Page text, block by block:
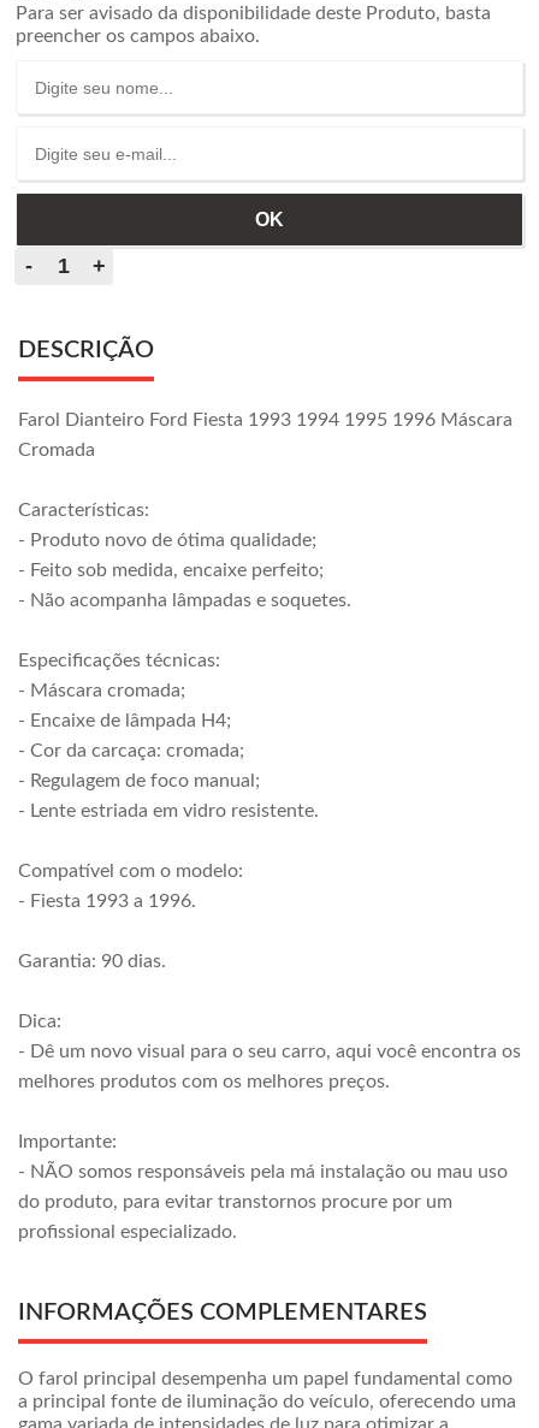
Para ser avisado da disponibilidade deste Produto, basta
preencher os campos abaixo.
DESCRIÇÃO
Farol Dianteiro Ford Fiesta 1993 1994 1995 1996 Máscara
Cromada
Características:
- Produto novo de ótima qualidade;
- Feito sob medida, encaixe perfeito;
- Não acompanha lâmpadas e soquetes.
Especificações técnicas:
- Máscara cromada;
- Encaixe de lâmpada H4;
- Cor da carcaça: cromada;
- Regulagem de foco manual;
- Lente estriada em vidro resistente.
Compatível com o modelo:
- Fiesta 1993 a 1996.
Garantia: 90 dias.
Dica:
- Dê um novo visual para o seu carro, aqui você encontra os
melhores produtos com os melhores preços.
Importante:
- NÃO somos responsáveis pela má instalação ou mau uso
do produto, para evitar transtornos procure por um
profissional especializado.
INFORMAÇÕES COMPLEMENTARES
O farol principal desempenha um papel fundamental como
a principal fonte de iluminação do veículo, oferecendo uma